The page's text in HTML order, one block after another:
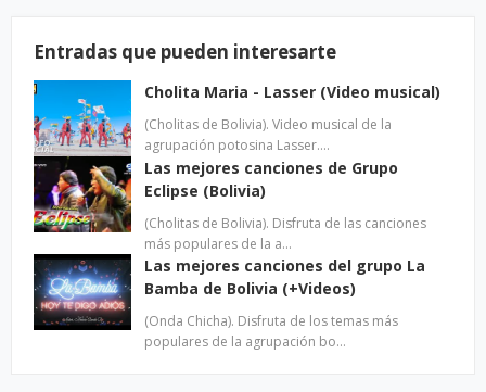
Entradas que pueden interesarte
Cholita Maria - Lasser (Video musical)
(Cholitas de Bolivia). Video musical de la
agrupación potosina Lasser.…
Las mejores canciones de Grupo
Eclipse (Bolivia)
(Cholitas de Bolivia). Disfruta de las canciones
más populares de la a…
Las mejores canciones del grupo La
Bamba de Bolivia (+Videos)
(Onda Chicha). Disfruta de los temas más
populares de la agrupación bo…